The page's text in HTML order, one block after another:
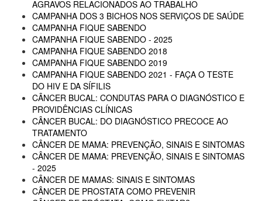
AGRAVOS RELACIONADOS AO TRABALHO
CAMPANHA DOS 3 BICHOS NOS SERVIÇOS DE SAÚDE
CAMPANHA FIQUE SABENDO
CAMPANHA FIQUE SABENDO - 2025
CAMPANHA FIQUE SABENDO 2018
CAMPANHA FIQUE SABENDO 2019
CAMPANHA FIQUE SABENDO 2021 - FAÇA O TESTE
DO HIV E DA SÍFILIS
CÂNCER BUCAL: CONDUTAS PARA O DIAGNÓSTICO E
PROVIDÊNCIAS CLÍNICAS
CÂNCER BUCAL: DO DIAGNÓSTICO PRECOCE AO
TRATAMENTO
CÂNCER DE MAMA: PREVENÇÃO, SINAIS E SINTOMAS
CÂNCER DE MAMA: PREVENÇÃO, SINAIS E SINTOMAS
- 2025
CÂNCER DE MAMAS: SINAIS E SINTOMAS
CÂNCER DE PROSTATA COMO PREVENIR